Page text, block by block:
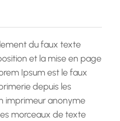
du faux texte
et la mise en page
Ipsum est le faux
depuis les
imprimeur anonyme
morceaux de texte